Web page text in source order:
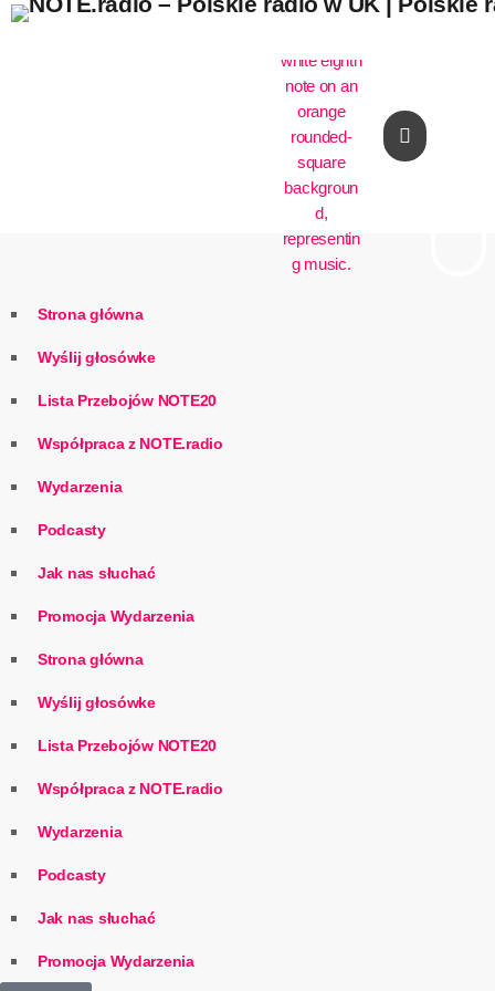
play_arrow
Strona główna
Wyślij głosówke
Lista Przebojów NOTE20
Współpraca z NOTE.radio
Wydarzenia
Podcasty
Jak nas słuchać
Promocja Wydarzenia
Strona główna
Wyślij głosówke
Lista Przebojów NOTE20
Współpraca z NOTE.radio
Wydarzenia
Podcasty
Jak nas słuchać
Promocja Wydarzenia